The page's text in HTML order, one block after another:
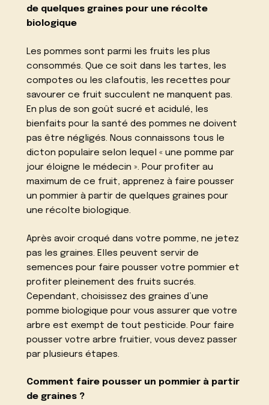
de quelques graines pour une récolte
biologique
Les pommes sont parmi les fruits les plus
consommés. Que ce soit dans les tartes, les
compotes ou les clafoutis, les recettes pour
savourer ce fruit succulent ne manquent pas.
En plus de son goût sucré et acidulé, les
bienfaits pour la santé des pommes ne doivent
pas être négligés. Nous connaissons tous le
dicton populaire selon lequel « une pomme par
jour éloigne le médecin ». Pour profiter au
maximum de ce fruit, apprenez à faire pousser
un pommier à partir de quelques graines pour
une récolte biologique.
Après avoir croqué dans votre pomme, ne jetez
pas les graines. Elles peuvent servir de
semences pour faire pousser votre pommier et
profiter pleinement des fruits sucrés.
Cependant, choisissez des graines d’une
pomme biologique pour vous assurer que votre
arbre est exempt de tout pesticide. Pour faire
pousser votre arbre fruitier, vous devez passer
par plusieurs étapes.
Comment faire pousser un pommier à partir
de graines ?